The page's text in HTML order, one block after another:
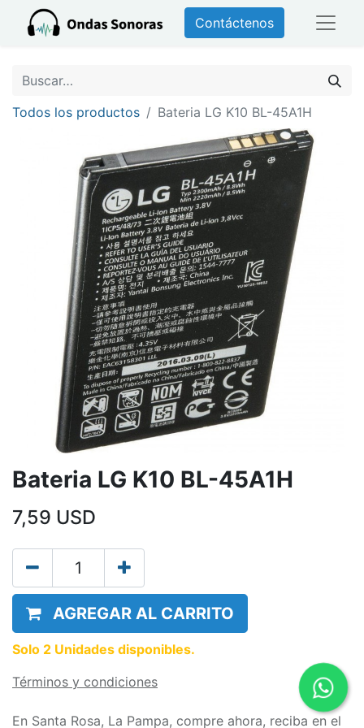
Contáctenos
Todos los productos Bateria LG K10 BL-45A1H
Bateria LG K10 BL-45A1H
7,59 USD
AGREGAR AL CARRITO
Solo 2 Unidades disponibles.
Términos y condiciones
En Santa Rosa, La Pampa, compre ahora, reciba en el